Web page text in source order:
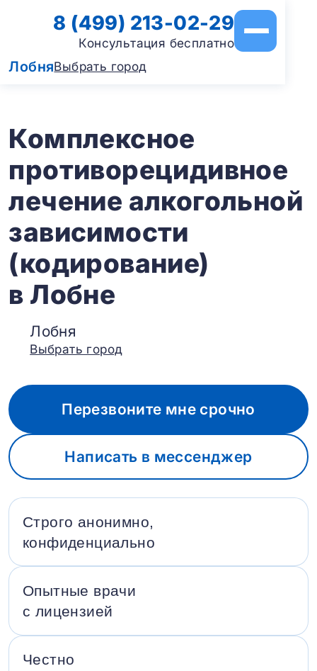
ЛобняВыбрать город
8 (499) 213-02-29
Консультация бесплатно
Комплексное
противорецидивное
лечение алкогольной
зависимости
(кодирование)
в Лобне
Лобня
Выбрать город
Перезвоните мне срочно
Написать в мессенджер
Строго анонимно,
конфиденциально
Опытные врачи
с лицензией
Честно